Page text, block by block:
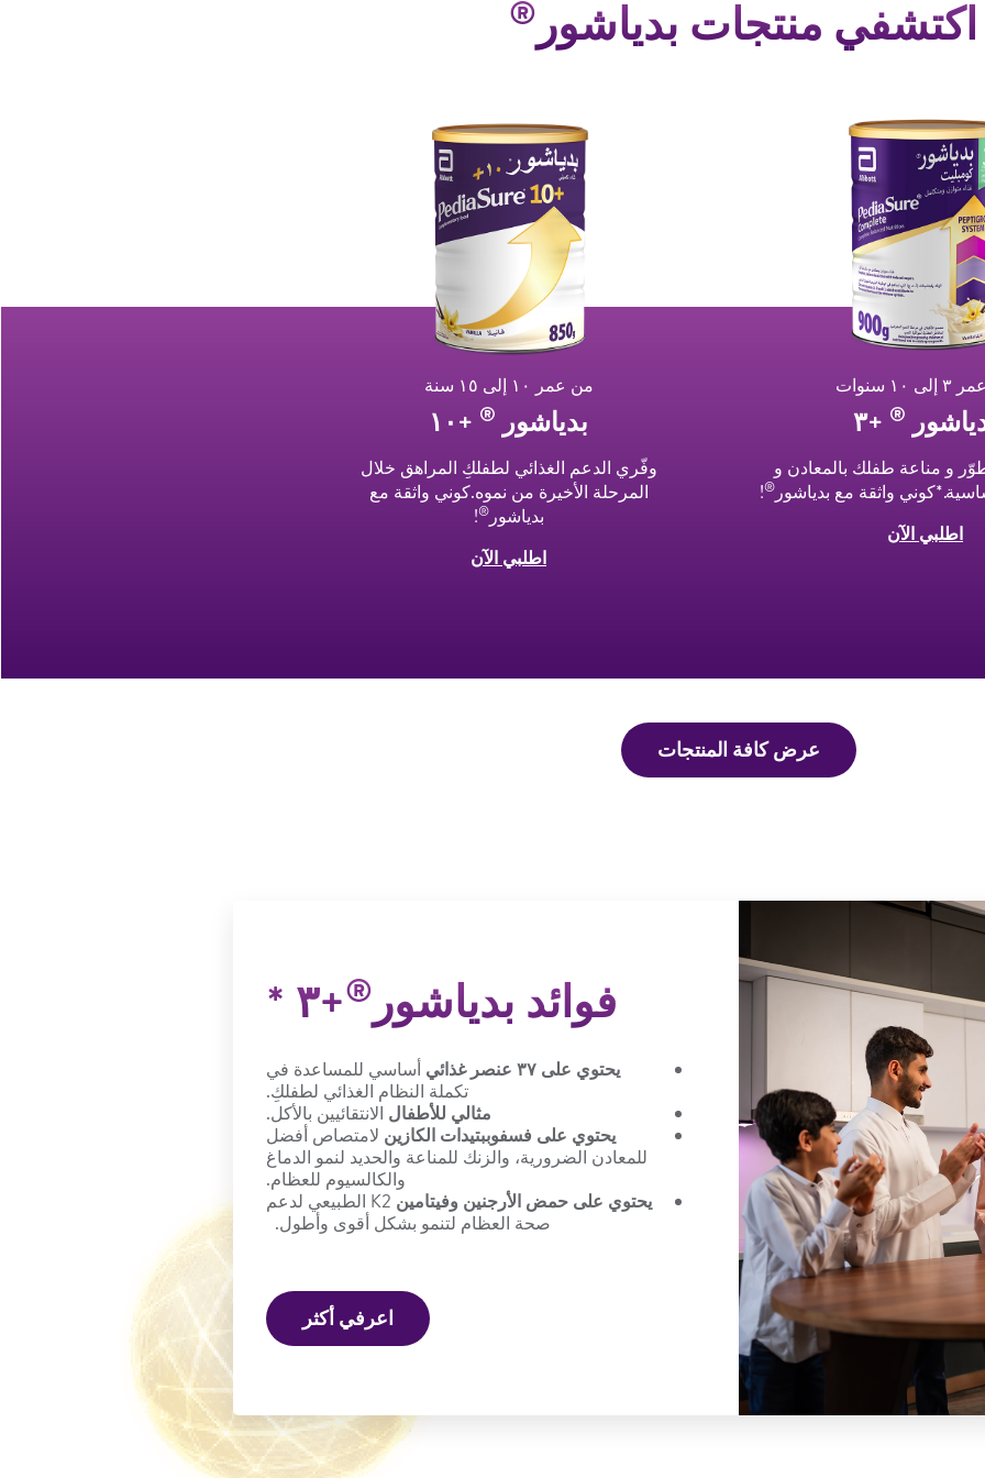
اكتشفي منتجات بدياشور ®
سنوات
® +٣
و مناعة طفلك بالمعادن و
واثقة مع بدياشور®
!
اطلبي الآن
من عمر ١٠ إلى ١٥ سنة
بدياشور ® +١٠
وفّري الدعم الغذائي لطفلكِ المراهق خلال
المرحلة الأخيرة من نموه.كوني واثقة مع
بدياشور®
!
اطلبي الآن
عرض كافة المنتجات
فوائد بدياشور ®+٣ *
يحتوي على ٣٧ عنصر غذائي
أساسي للمساعدة في
تكملة النظام الغذائي لطفلكِ.
مثالي للأطفال الانتقائيين بالأكل.
يحتوي على فسفوببتيدات الكازين لامتصاص أفضل
للمعادن الضرورية، والزنك للمناعة والحديد لنمو الدماغ
والكالسيوم للعظام.
يحتوي على حمض الأرجنين وفيتامين
K2 الطبيعي لدعم
صحة العظام لتنمو بشكل أقوى وأطول.
اعرفي أكثر